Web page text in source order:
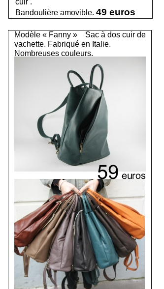
Modèle « Fanny » Sac à dos cuir de
vachette. Fabriqué en Italie.
Nombreuses couleurs.
cuir .
Bandoulière amovible. 49 euros